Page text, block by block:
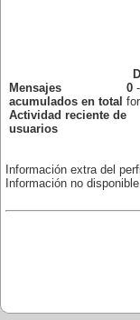
Mensajes
acumulados en total
0
Actividad reciente de
usuarios
Información extra del perfil
Información no disponible